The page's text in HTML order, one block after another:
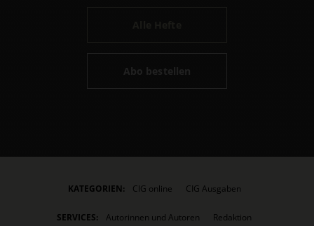
Abo bestellen
KATEGORIEN: CIG online CIG Ausgaben
SERVICES: Autorinnen und Autoren
Redaktion